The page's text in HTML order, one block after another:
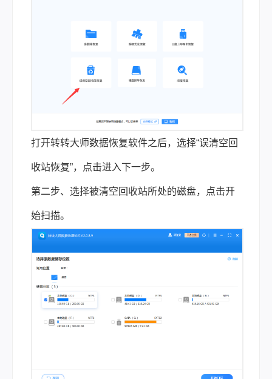
打开转转大师数据恢复软件之后，选择“误清空回
收站恢复”，点击进入下一步。
第二步、选择被清空回收站所处的磁盘，点击开
始扫描。